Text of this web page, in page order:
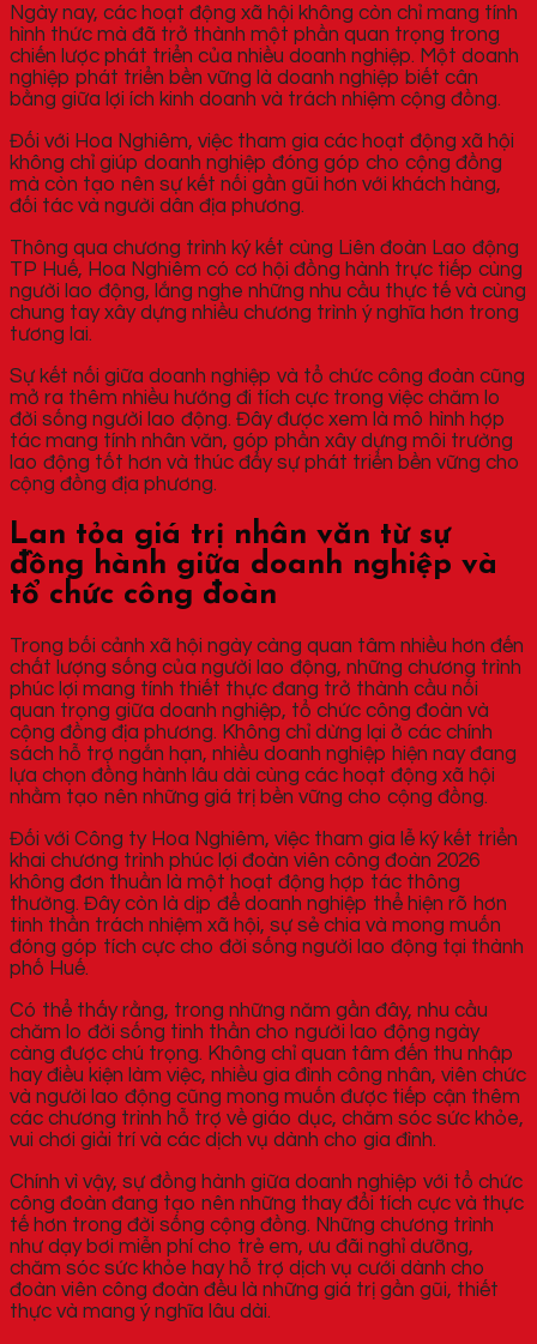
Ngày nay, các hoạt động xã hội không còn chỉ mang tính
hình thức mà đã trở thành một phần quan trọng trong
chiến lược phát triển của nhiều doanh nghiệp. Một doanh
nghiệp phát triển bền vững là doanh nghiệp biết cân
bằng giữa lợi ích kinh doanh và trách nhiệm cộng đồng.
Đối với Hoa Nghiêm, việc tham gia các hoạt động xã hội
không chỉ giúp doanh nghiệp đóng góp cho cộng đồng
mà còn tạo nên sự kết nối gần gũi hơn với khách hàng,
đối tác và người dân địa phương.
Thông qua chương trình ký kết cùng Liên đoàn Lao động
TP Huế, Hoa Nghiêm có cơ hội đồng hành trực tiếp cùng
người lao động, lắng nghe những nhu cầu thực tế và cùng
chung tay xây dựng nhiều chương trình ý nghĩa hơn trong
tương lai.
Sự kết nối giữa doanh nghiệp và tổ chức công đoàn cũng
mở ra thêm nhiều hướng đi tích cực trong việc chăm lo
đời sống người lao động. Đây được xem là mô hình hợp
tác mang tính nhân văn, góp phần xây dựng môi trường
lao động tốt hơn và thúc đẩy sự phát triển bền vững cho
cộng đồng địa phương.
Lan tỏa giá trị nhân văn từ sự
đồng hành giữa doanh nghiệp và
tổ chức công đoàn
Trong bối cảnh xã hội ngày càng quan tâm nhiều hơn đến
chất lượng sống của người lao động, những chương trình
phúc lợi mang tính thiết thực đang trở thành cầu nối
quan trọng giữa doanh nghiệp, tổ chức công đoàn và
cộng đồng địa phương. Không chỉ dừng lại ở các chính
sách hỗ trợ ngắn hạn, nhiều doanh nghiệp hiện nay đang
lựa chọn đồng hành lâu dài cùng các hoạt động xã hội
nhằm tạo nên những giá trị bền vững cho cộng đồng.
Đối với Công ty Hoa Nghiêm, việc tham gia lễ ký kết triển
khai chương trình phúc lợi đoàn viên công đoàn 2026
không đơn thuần là một hoạt động hợp tác thông
thường. Đây còn là dịp để doanh nghiệp thể hiện rõ hơn
tinh thần trách nhiệm xã hội, sự sẻ chia và mong muốn
đóng góp tích cực cho đời sống người lao động tại thành
phố Huế.
Có thể thấy rằng, trong những năm gần đây, nhu cầu
chăm lo đời sống tinh thần cho người lao động ngày
càng được chú trọng. Không chỉ quan tâm đến thu nhập
hay điều kiện làm việc, nhiều gia đình công nhân, viên chức
và người lao động cũng mong muốn được tiếp cận thêm
các chương trình hỗ trợ về giáo dục, chăm sóc sức khỏe,
vui chơi giải trí và các dịch vụ dành cho gia đình.
Chính vì vậy, sự đồng hành giữa doanh nghiệp với tổ chức
công đoàn đang tạo nên những thay đổi tích cực và thực
tế hơn trong đời sống cộng đồng. Những chương trình
như dạy bơi miễn phí cho trẻ em, ưu đãi nghỉ dưỡng,
chăm sóc sức khỏe hay hỗ trợ dịch vụ cưới dành cho
đoàn viên công đoàn đều là những giá trị gần gũi, thiết
thực và mang ý nghĩa lâu dài.